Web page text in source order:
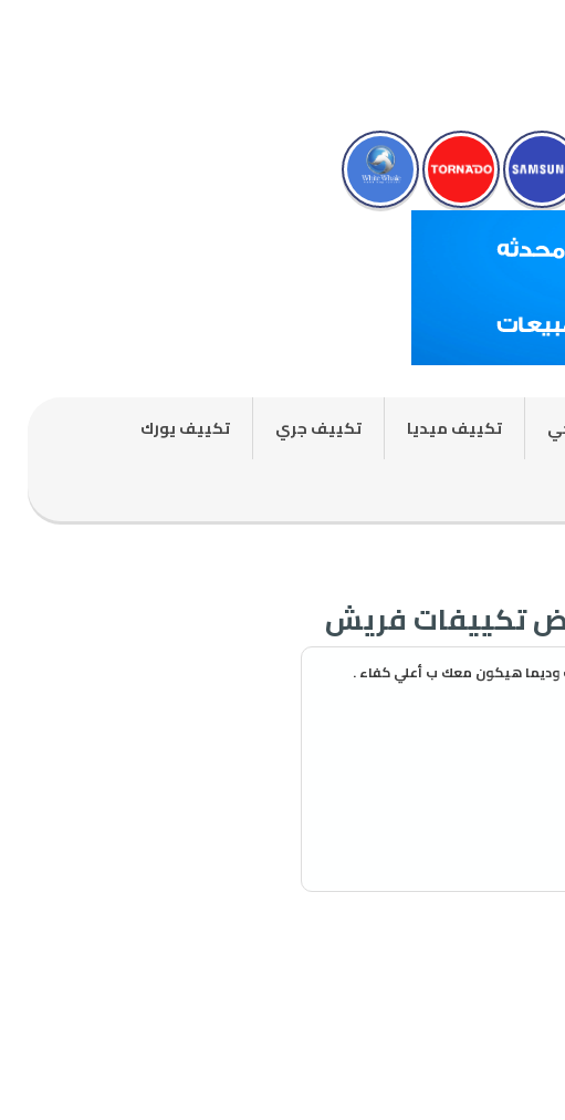
تكييف ميديا تكييف جري تكييف يورك
هيكون معك ب أعلي كفاء .